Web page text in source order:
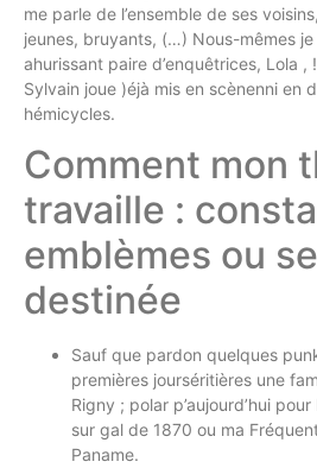
me parle de l’ensemble de ses
jeunes, bruyants, (…) Nous-mêmes
ahurissant paire d’enquêtrices, Lola
Sylvain joue )éjà mis en scènenni en
hémicycles.
Comment mon
travaille :
emblèmes ou
destinée
Sauf que pardon quelques
premières jourséritières une
Rigny ; polar p’aujourd’hui
sur gal de 1870 ou ma
Paname.